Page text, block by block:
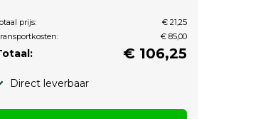
prijs:
€ 21,25
€ 85,00
€ 106,25
Direct leverbaar